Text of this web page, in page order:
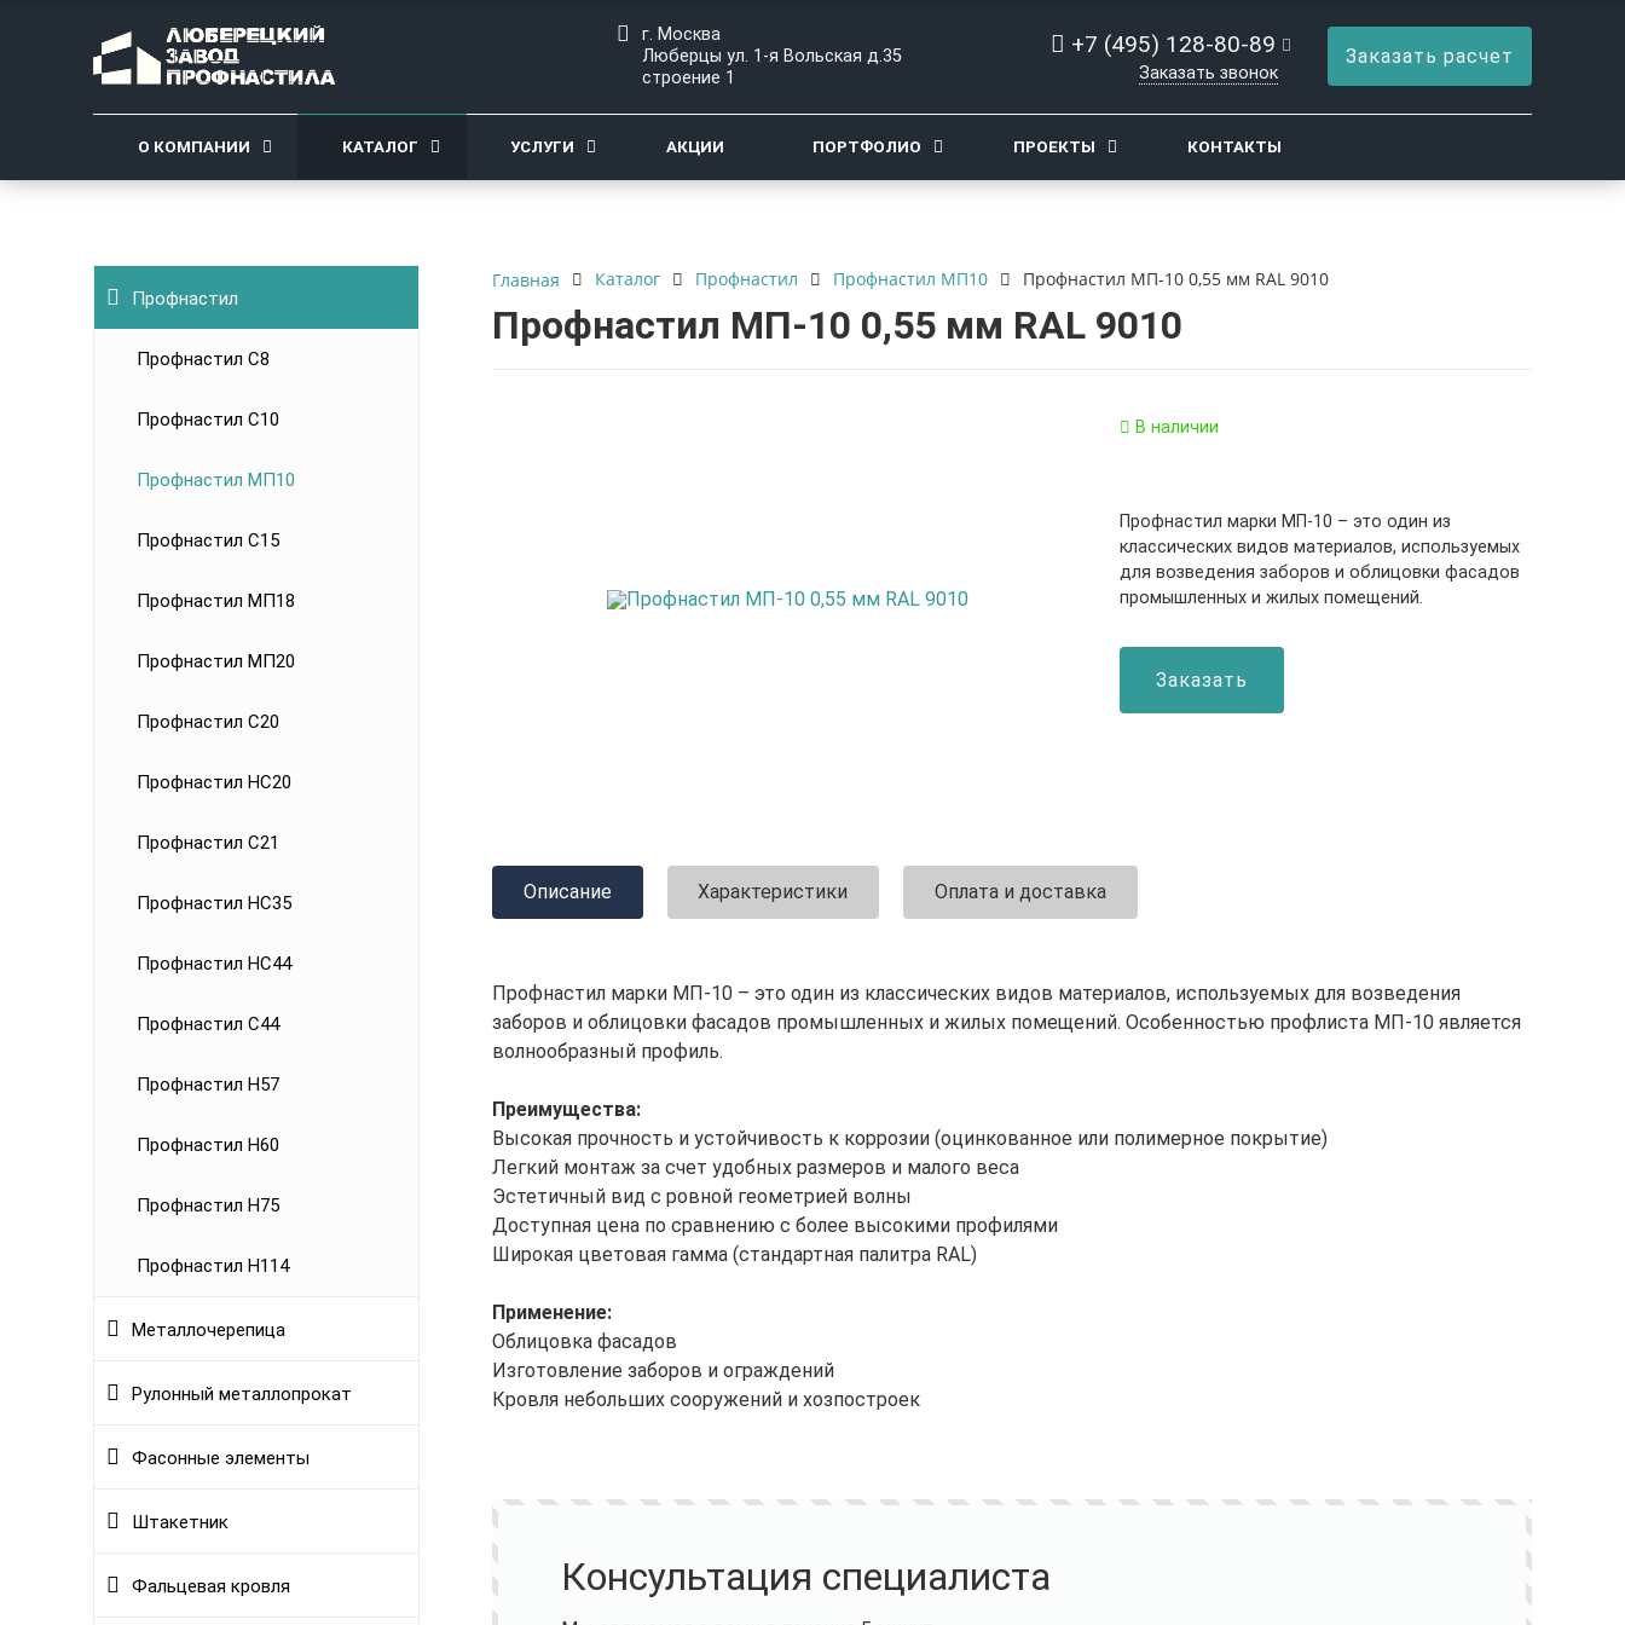
г. Москва
Люберцы ул. 1-я Вольская д.35
строение 1
+7 (495) 128-80-89
Заказать звонок
Заказать расчет
О КОМПАНИИ КАТАЛОГ УСЛУГИ АКЦИИ ПОРТФОЛИО ПРОЕКТЫ КОНТАКТЫ
Профнастил
Профнастил C8
Профнастил С10
Профнастил МП10
Профнастил С15
Профнастил МП18
Профнастил МП20
Профнастил С20
Профнастил НС20
Профнастил С21
Профнастил НС35
Профнастил НС44
Профнастил С44
Профнастил Н57
Профнастил Н60
Профнастил Н75
Профнастил Н114
Металлочерепица
Рулонный металлопрокат
Фасонные элементы
Штакетник
Фальцевая кровля
Главная Каталог Профнастил Профнастил МП10 Профнастил МП-10 0,55 мм RAL 9010
Профнастил МП-10 0,55 мм RAL 9010
В наличии
Профнастил марки МП-10 – это один из
классических видов материалов, используемых
для возведения заборов и облицовки фасадов
промышленных и жилых помещений.
Заказать
Описание Характеристики Оплата и доставка
Профнастил марки МП-10 – это один из классических видов материалов, используемых для возведения
заборов и облицовки фасадов промышленных и жилых помещений. Особенностью профлиста МП-10 является
волнообразный профиль.
Преимущества:
Высокая прочность и устойчивость к коррозии (оцинкованное или полимерное покрытие)
Легкий монтаж за счет удобных размеров и малого веса
Эстетичный вид с ровной геометрией волны
Доступная цена по сравнению с более высокими профилями
Широкая цветовая гамма (стандартная палитра RAL)
Применение:
Облицовка фасадов
Изготовление заборов и ограждений
Кровля небольших сооружений и хозпостроек
Консультация специалиста